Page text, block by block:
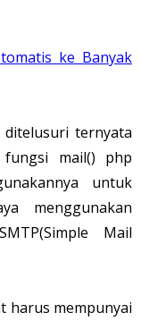
ke Banyak
ternyata
fungsi mail() php
untuk
menggunakan
Mail
harus mempunyai